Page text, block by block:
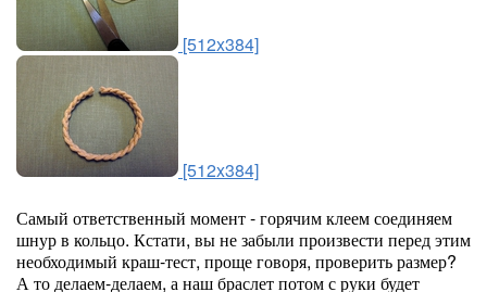
[512x384]
[512x384]
Самый ответственный момент - горячим клеем соединяем
шнур в кольцо. Кстати, вы не забыли произвести перед этим
необходимый краш-тест, проще говоря, проверить размер?
А то делаем-делаем, а наш браслет потом с руки будет